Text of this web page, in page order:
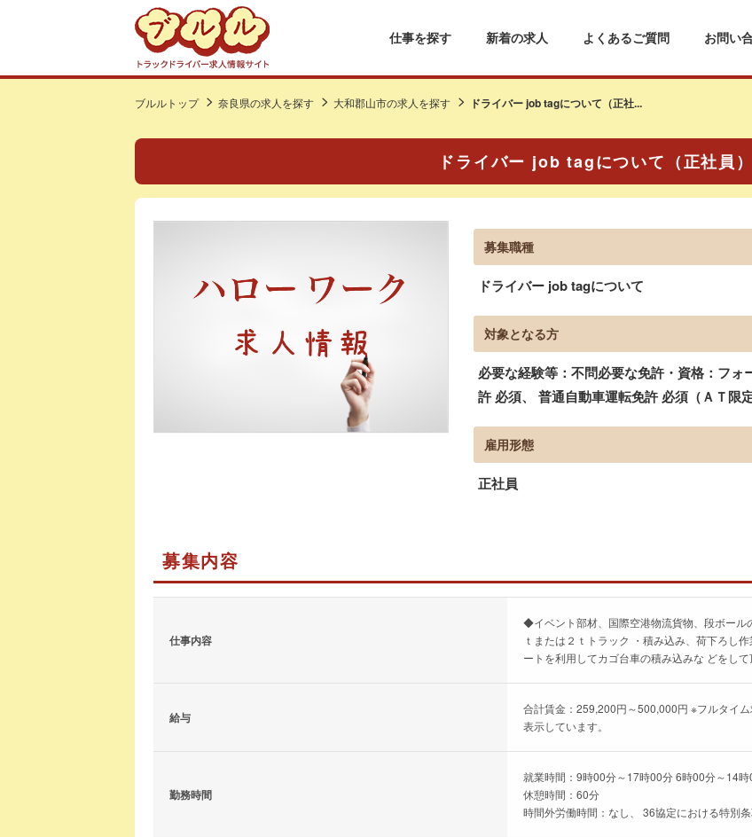
仕事を探す 新着の求人 よくあるご質問 お問い
ブルルトップ 奈良県の求人を探す 大和郡山市の求人を探す ドライバー job tagについて（正社...
ドライバー job tagについて（正社員）
募集職種
ドライバー job tagについて
対象となる方
必要な経験等：不問必要な免許・資格：フ
許 必須、 普通自動車運転免許 必須（ＡＴ限定
雇用形態
正社員
募集内容
仕事内容
◆イベント部材、国際空港物流貨物、段ボール
ｔまたは２ｔトラック ・積み込み、荷下ろし
ートを利用してカゴ台車の積み込みな どをし
給与
合計賃金：259,200円～500,000円 ※フルタイ
表示しています。
勤務時間
就業時間：9時00分～17時00分 6時00分～14
休憩時間：60分
時間外労働時間：なし、 36協定における特別